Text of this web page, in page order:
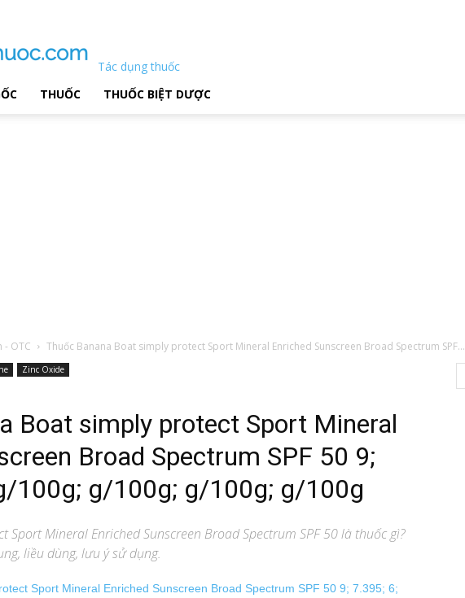
Tác dụng thuốc
THUỐC THUỐC BIỆT DƯỢC
- OTC Thuốc Banana Boat simply protect Sport Mineral Enriched Sunscreen Broad Spectrum SPF...
Zinc Oxide
Boat simply protect Sport Mineral
Broad Spectrum SPF 50 9;
100g; g/100g; g/100g; g/100g
Sport Mineral Enriched Sunscreen Broad Spectrum SPF 50là thuốc gì?
liều dùng, lưu ý sử dụng.
Sport Mineral Enriched Sunscreen Broad Spectrum SPF 50 9; 7.395; 6;